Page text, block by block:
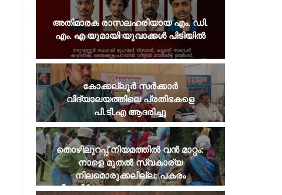
അതിമാരക രാസലഹരിയായ എം. ഡി.
എം. എ യുമായി യുവാക്കൾ പിടിയിൽ
കോക്കല്ലൂർ സർക്കാർ
വിദ്യാലയത്തിലെ പ്രതിഭകളെ
പി.ടി.എ ആദരിച്ചു
തൊഴിലുറപ്പ് നിയമത്തില്‍ വന്‍ മാറ്റം:
നാളെ മുതല്‍ സ്വകാര്യ
നിലമൊരുക്കലില്ല; പകരം
വീടുനിര്‍മാണവും ജലസംരക്ഷണവും